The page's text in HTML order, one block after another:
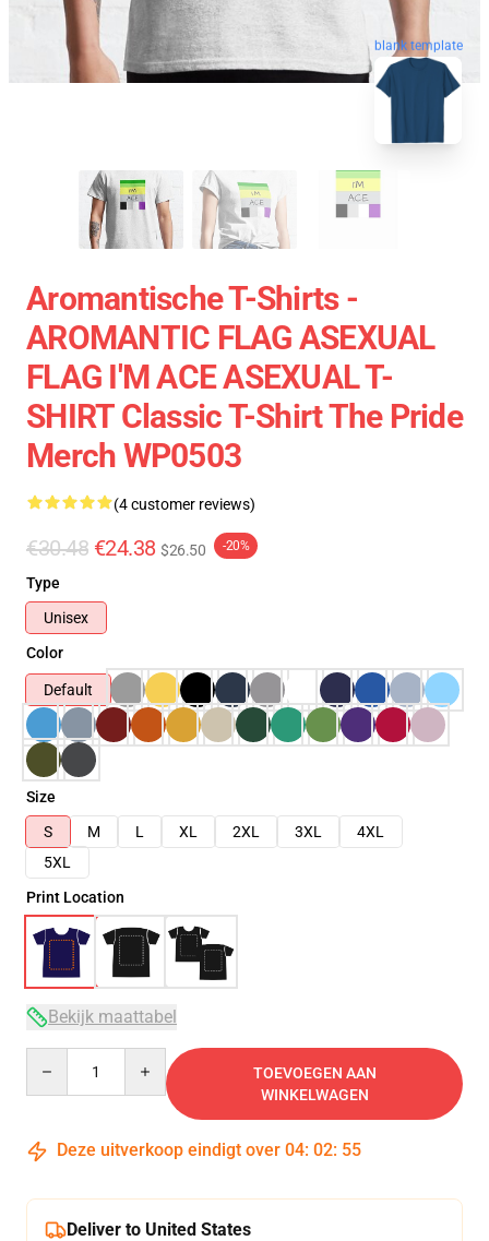
blank template
Aromantische T-Shirts -
AROMANTIC FLAG ASEXUAL
FLAG I'M ACE ASEXUAL T-
SHIRT Classic T-Shirt The Pride
Merch WP0503
(4 customer reviews)
€30.48 €24.38 $26.50 -20%
Type
Unisex
Color
Default
Size
S
M L XL 2XL 3XL
4XL
5XL
Print Location
Bekijk maattabel
TOEVOEGEN AAN
WINKELWAGEN
Deze uitverkoop eindigt over 04: 02: 54
Deliver to United States